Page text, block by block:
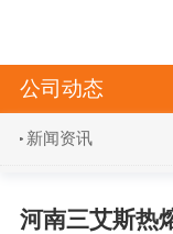
公司动态
新闻资讯
河南三艾斯热